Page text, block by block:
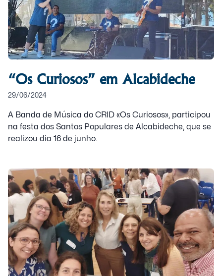
“Os Curiosos” em Alcabideche
29/06/2024
A Banda de Música do CRID «Os Curiosos», participou
na festa dos Santos Populares de Alcabideche, que se
realizou dia 16 de junho.